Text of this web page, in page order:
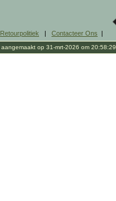
Retourpolitiek | Contacteer Ons |
aangemaakt op 31-mrt-2026 om